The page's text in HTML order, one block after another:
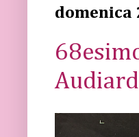
domenica